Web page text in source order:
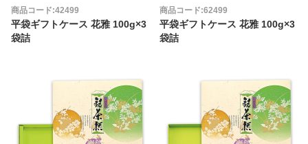
商品コード:42499
平袋ギフトケース 花雅 100g×3
袋詰
商品コード:62499
平袋ギフトケース 花雅 100g×3
袋詰